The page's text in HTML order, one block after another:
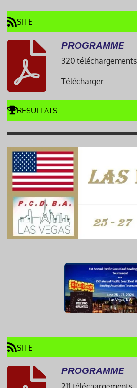
SITE
PROGRAMME
320 téléchargements
Télécharger
RESULTATS
SITE
PROGRAMME